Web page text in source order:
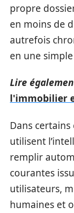
propre
en moins de
autrefois
en une
Lire
l'immobilier
Dans
utilisent
remplir
courantes
utilisateurs,
humaines et